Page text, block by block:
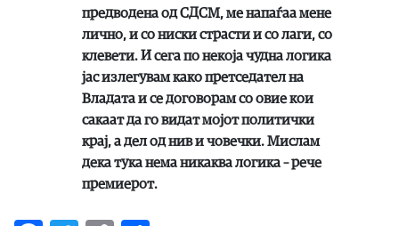
предводена од СДСМ, ме напаѓаа мене
лично, и со ниски страсти и со лаги, со
клевети. И сега по некоја чудна логика
јас излегувам како претседател на
Владата и се договорам со овие кои
сакаат да го видат мојот политички
крај, а дел од нив и човечки. Мислам
дека тука нема никаква логика – рече
премиерот.